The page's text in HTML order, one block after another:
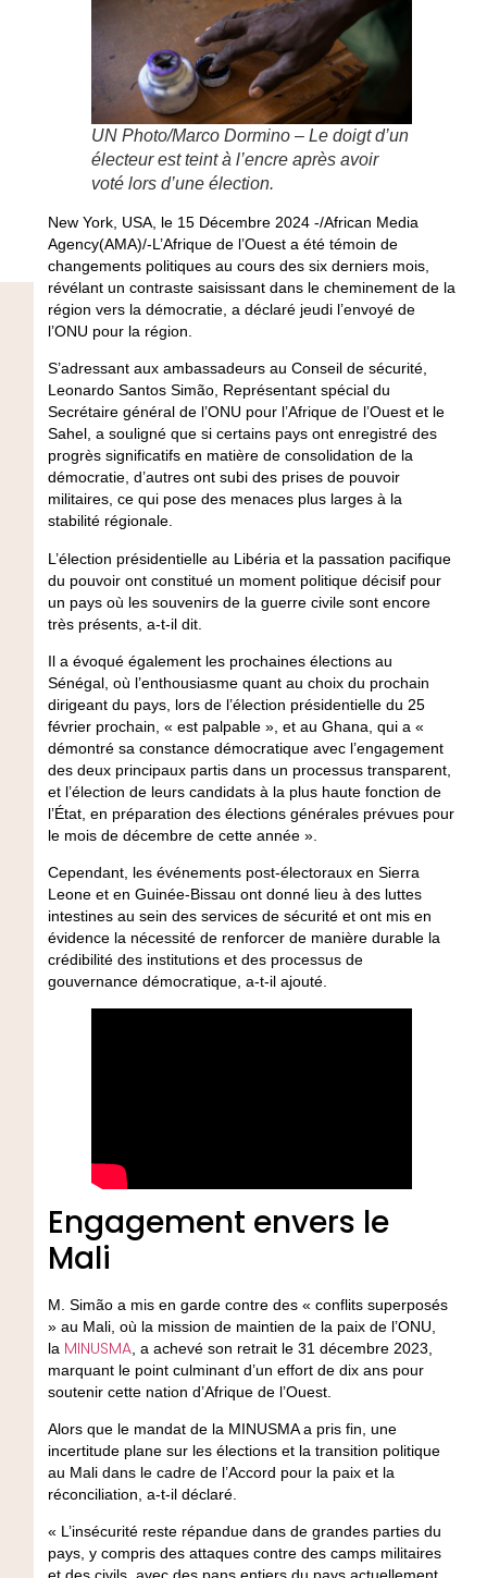
UN Photo/Marco Dormino – Le doigt d’un
électeur est teint à l’encre après avoir
voté lors d’une élection.
New York, USA, le 15 Décembre 2024 -/African Media
Agency(AMA)/-L’Afrique de l’Ouest a été témoin de
changements politiques au cours des six derniers mois,
révélant un contraste saisissant dans le cheminement de la
région vers la démocratie, a déclaré jeudi l’envoyé de
l’ONU pour la région.
S’adressant aux ambassadeurs au Conseil de sécurité,
Leonardo Santos Simão, Représentant spécial du
Secrétaire général de l’ONU pour l’Afrique de l’Ouest et le
Sahel, a souligné que si certains pays ont enregistré des
progrès significatifs en matière de consolidation de la
démocratie, d’autres ont subi des prises de pouvoir
militaires, ce qui pose des menaces plus larges à la
stabilité régionale.
L’élection présidentielle au Libéria et la passation pacifique
du pouvoir ont constitué un moment politique décisif pour
un pays où les souvenirs de la guerre civile sont encore
très présents, a-t-il dit.
Il a évoqué également les prochaines élections au
Sénégal, où l’enthousiasme quant au choix du prochain
dirigeant du pays, lors de l’élection présidentielle du 25
février prochain, « est palpable », et au Ghana, qui a «
démontré sa constance démocratique avec l’engagement
des deux principaux partis dans un processus transparent,
et l’élection de leurs candidats à la plus haute fonction de
l’État, en préparation des élections générales prévues pour
le mois de décembre de cette année ».
Cependant, les événements post-électoraux en Sierra
Leone et en Guinée-Bissau ont donné lieu à des luttes
intestines au sein des services de sécurité et ont mis en
évidence la nécessité de renforcer de manière durable la
crédibilité des institutions et des processus de
gouvernance démocratique, a-t-il ajouté.
Engagement envers le
Mali
M. Simão a mis en garde contre des « conflits superposés
» au Mali, où la mission de maintien de la paix de l’ONU,
la MINUSMA, a achevé son retrait le 31 décembre 2023,
marquant le point culminant d’un effort de dix ans pour
soutenir cette nation d’Afrique de l’Ouest.
Alors que le mandat de la MINUSMA a pris fin, une
incertitude plane sur les élections et la transition politique
au Mali dans le cadre de l’Accord pour la paix et la
réconciliation, a-t-il déclaré.
« L’insécurité reste répandue dans de grandes parties du
pays, y compris des attaques contre des camps militaires